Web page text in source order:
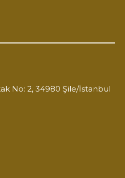
No: 2, 34980 Şile/İstanbul